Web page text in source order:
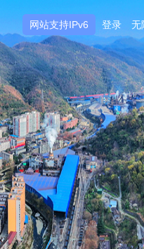
网站支持IPv6 登录 无